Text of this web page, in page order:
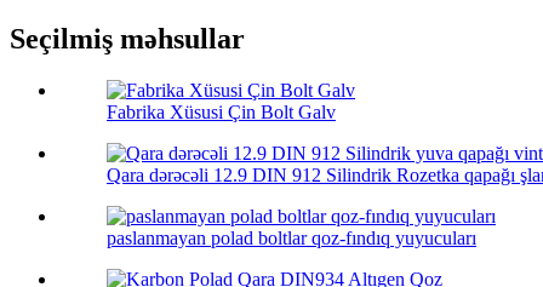
Seçilmiş məhsullar
Fabrika Xüsusi Çin Bolt Galv
Qara dərəcəli 12.9 DIN 912 Silindrik Rozetka qapağı
paslanmayan polad boltlar qoz-fındıq yuyucuları